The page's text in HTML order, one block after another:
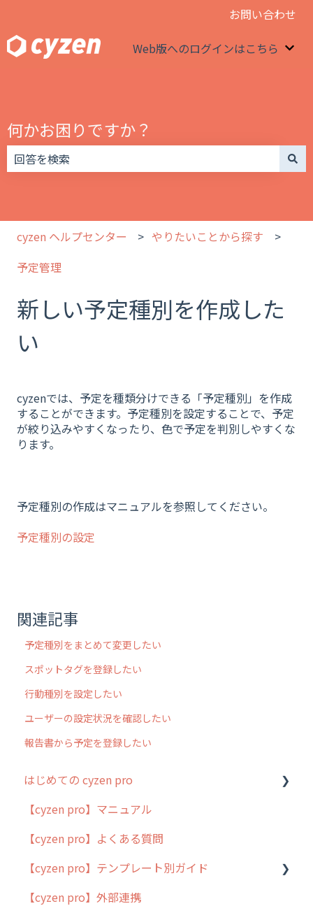
お問い合わせ
Web版へのログインはこちら
何かお困りですか？
cyzen ヘルプセンター
やりたいことから探す
予定管理
新しい予定種別を作成した
い
cyzenでは、予定を種類分けできる「予定種別」を作成
することができます。予定種別を設定することで、予定
が絞り込みやすくなったり、色で予定を判別しやすくな
ります。
予定種別の作成はマニュアルを参照してください。
予定種別の設定
関連記事
予定種別をまとめて変更したい
スポットタグを登録したい
行動種別を設定したい
ユーザーの設定状況を確認したい
報告書から予定を登録したい
はじめての cyzen pro
cyzen pro とは？
簡易マニュアル
cyzen proの位置情報取得について
用語集
【cyzen pro】マニュアル
【cyzen pro】よくある質問
【cyzen pro】テンプレート別ガイド
ポスティング
【cyzen pro】外部連携